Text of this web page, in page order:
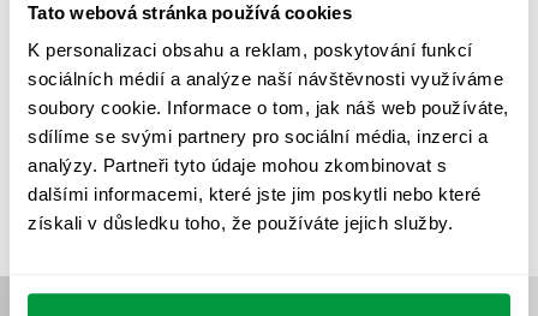
Tato webová stránka používá cookies
K personalizaci obsahu a reklam, poskytování funkcí
sociálních médií a analýze naší návštěvnosti využíváme
soubory cookie. Informace o tom, jak náš web používáte,
sdílíme se svými partnery pro sociální média, inzerci a
analýzy. Partneři tyto údaje mohou zkombinovat s
dalšími informacemi, které jste jim poskytli nebo které
získali v důsledku toho, že používáte jejich služby.
VÝPOČET OSVĚTLENÍ VÝPOČET ZASTÍNĚNÍ
VÝPOČTY A NÁVRHY
ZKOUŠKY NOUZOVÉHO OSVĚTLENÍ